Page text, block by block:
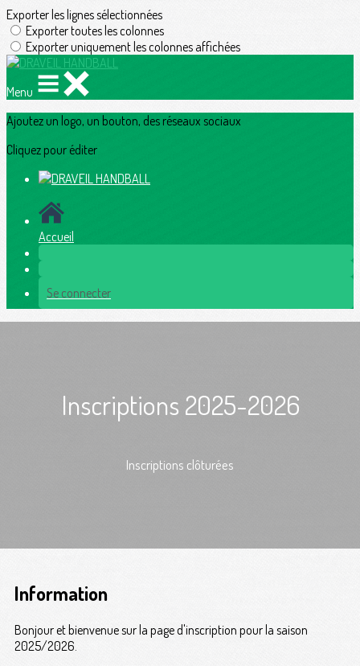
Exporter les lignes sélectionnées
Exporter toutes les colonnes
Exporter uniquement les colonnes affichées
Menu
Ajoutez un logo, un bouton, des réseaux sociaux
Cliquez pour éditer
Accueil
Se connecter
Inscriptions 2025-2026
Inscriptions clôturées
Information
Bonjour et bienvenue sur la page d'inscription pour la saison
2025/2026.